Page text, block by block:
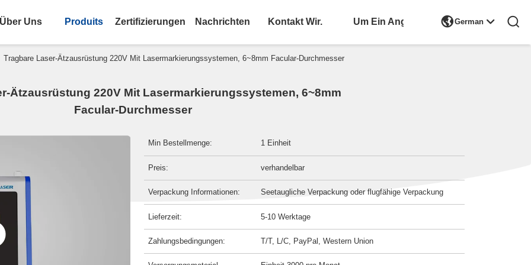
Über Uns Produits Zertifizierungen Nachrichten Kontakt Wir. Bitte Um Ein Angebot German 
Tragbare Laser-Ätzausrüstung 220V Mit Lasermarkierungssystemen, 6~8mm Facular-Durchmesser
Ätzausrüstung 220V Mit Lasermarkierungssystemen, 6~8mm
Facular-Durchmesser
Min Bestellmenge: 1 Einheit
Preis: verhandelbar
Verpackung Informationen: Seetaugliche Verpackung oder flugfähige Verpackung
Lieferzeit: 5-10 Werktage
Zahlungsbedingungen: T/T, L/C, PayPal, Western Union